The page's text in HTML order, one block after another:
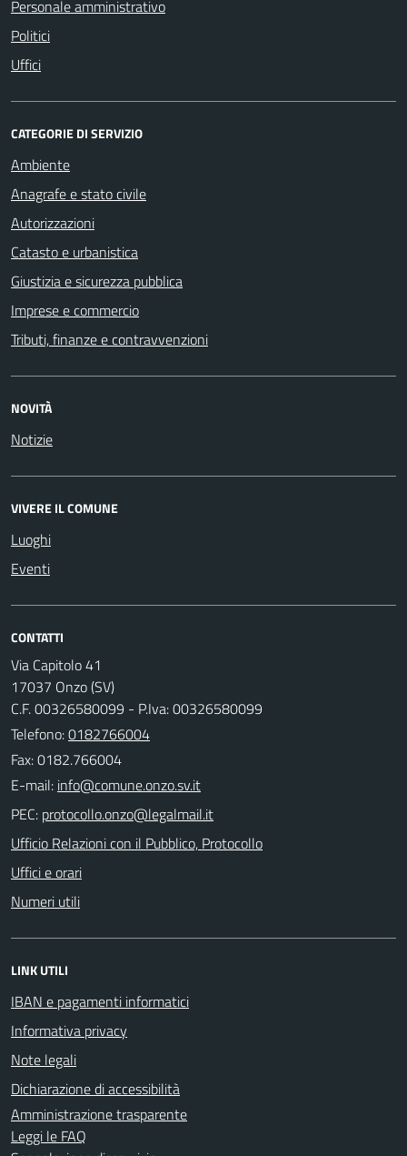
Personale amministrativo
Politici
Uffici
CATEGORIE DI SERVIZIO
Ambiente
Anagrafe e stato civile
Autorizzazioni
Catasto e urbanistica
Giustizia e sicurezza pubblica
Imprese e commercio
Tributi, finanze e contravvenzioni
NOVITÀ
Notizie
VIVERE IL COMUNE
Luoghi
Eventi
CONTATTI
Via Capitolo 41
17037 Onzo (SV)
C.F. 00326580099 - P.Iva: 00326580099
Telefono:0182766004
Fax: 0182.766004
E-mail:
PEC:
Ufficio Relazioni con il Pubblico, Protocollo
Uffici e orari
Numeri utili
LINK UTILI
IBAN e pagamenti informatici
Informativa privacy
Note legali
Dichiarazione di accessibilità
Amministrazione trasparente
Leggi le FAQ